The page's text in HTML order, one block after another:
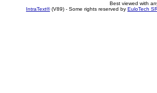
Best viewed with
IntraText®(V89) - Some rights reserved by EuloTech